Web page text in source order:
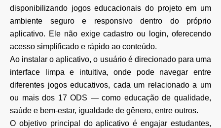
disponibilizando jogos educacionais do projeto em um
ambiente seguro e responsivo dentro do próprio
aplicativo. Ele não exige cadastro ou login, oferecendo
acesso simplificado e rápido ao conteúdo.
Ao instalar o aplicativo, o usuário é direcionado para uma
interface limpa e intuitiva, onde pode navegar entre
diferentes jogos educativos, cada um relacionado a um
ou mais dos 17 ODS — como educação de qualidade,
saúde e bem-estar, igualdade de gênero, entre outros.
O objetivo principal do aplicativo é engajar estudantes,